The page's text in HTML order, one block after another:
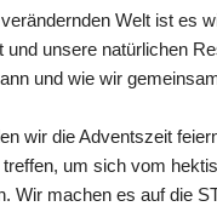
Welt ist es
und unsere natürlichen
und wie wir
wir die Adventszeit
um sich vom
Wir machen es auf die